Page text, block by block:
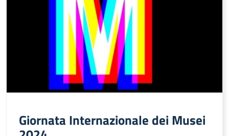
Giornata Internazionale dei Musei